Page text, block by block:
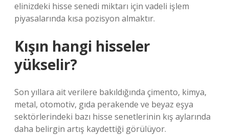
elinizdeki hisse senedi miktarı için vadeli işlem
piyasalarında kısa pozisyon almaktır.
Kışın hangi hisseler
yükselir?
Son yıllara ait verilere bakıldığında çimento, kimya,
metal, otomotiv, gıda perakende ve beyaz eşya
sektörlerindeki bazı hisse senetlerinin kış aylarında
daha belirgin artış kaydettiği görülüyor.